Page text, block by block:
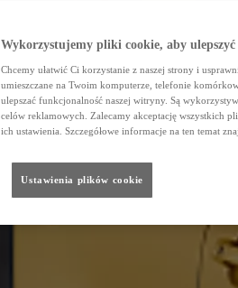
Wykorzystujemy pliki cookie, aby
Chcemy ułatwić Ci korzystanie z naszej strony i
umieszczane na Twoim komputerze, telefonie
ulepszać funkcjonalność naszej witryny. Są
celów reklamowych. Zalecamy akceptację wszystkich
ich ustawienia. Szczegółowe informacje na ten temat
Ustawienia plików cookie